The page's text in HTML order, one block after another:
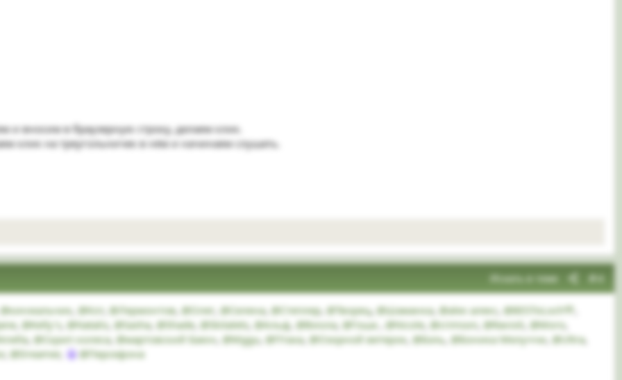
и вносим в браузерную строку, делаем клик.
клик на треугольничек в нём и начинаем слушать.
Искать в теме #4
@кинжальчик, @Кот @Лермонтов, @Олег @Селена, @Степлер, @Творец,@Шаманка, @alex алекс @BESToLoch💚
, @Kelly’s @Natalis, @Sasha, @Shade, @Skitalets, @Альф, @Виола, @Гоша, @Nicole, @crimson @Ravioli @Moro,
, @Скрип колеса, @мартовский Баюн @Mggu, @Птаха, @Озорной ветерок @Бэль, @Боника Мелуччи, @Ultra,
, @Dreamer @Персефона